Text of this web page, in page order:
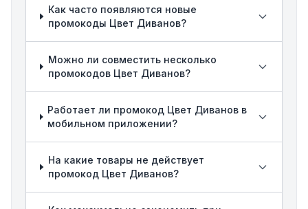
Как часто появляются новые
промокоды Цвет Диванов?
Можно ли совместить несколько
промокодов Цвет Диванов?
Работает ли промокод Цвет Диванов в
мобильном приложении?
На какие товары не действует
промокод Цвет Диванов?